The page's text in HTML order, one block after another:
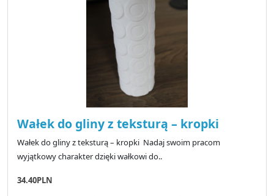
Wałek do gliny z teksturą – kropki
Wałek do gliny z teksturą – kropki Nadaj swoim pracom
wyjątkowy charakter dzięki wałkowi do..
34.40PLN